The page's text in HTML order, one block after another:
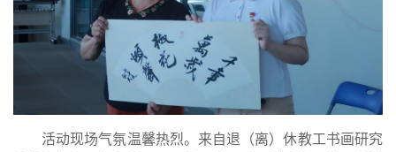
活动现场气氛温馨热烈。来自退（离）休教工书画研究